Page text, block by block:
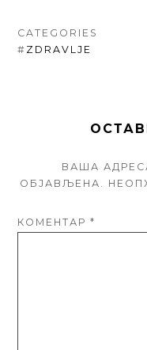
CATEGORIES
# ZDRAVLJE
ВАША
ОБЈАВЉЕНА.
КОМЕНТАР*